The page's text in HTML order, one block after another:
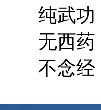
纯武功，
无西药，
不念经，